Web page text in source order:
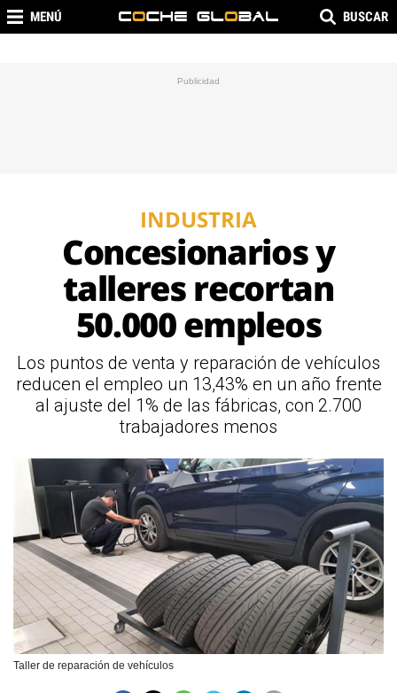
MENÚ BUSCAR
INDUSTRIA
Concesionarios y
talleres recortan
50.000 empleos
Los puntos de venta y reparación de vehículos
reducen el empleo un 13,43% en un año frente
al ajuste del 1% de las fábricas, con 2.700
trabajadores menos
Taller de reparación de vehículos